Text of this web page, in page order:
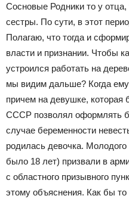
Сосновые Родники то у
сестры. По сути, в этот
Полагаю, что тогда и
власти и признании. Чтобы
устроился работать на
мы видим дальше? Когда
причем на девушке, которая
СССР позволял оформлять
случае беременности
родилась девочка.
было 18 лет) призвали в
с областного призывного
этому объяснения. Как бы